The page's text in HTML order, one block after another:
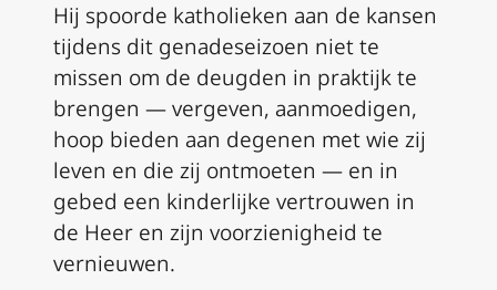
Hij spoorde katholieken aan de kansen
tijdens dit genadeseizoen niet te
missen om de deugden in praktijk te
brengen — vergeven, aanmoedigen,
hoop bieden aan degenen met wie zij
leven en die zij ontmoeten — en in
gebed een kinderlijke vertrouwen in
de Heer en zijn voorzienigheid te
vernieuwen.